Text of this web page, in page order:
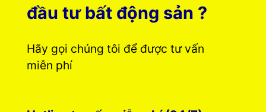
đầu tư bất động sản ?
Hãy gọi chúng tôi để được tư vấn
miễn phí